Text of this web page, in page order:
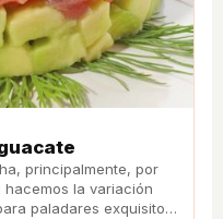
principalmente, por
la variación
paladares exquisitos